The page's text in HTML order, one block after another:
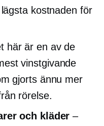
kostnaden för
här är en av de
vinstgivande
gjorts ännu mer
rörelse.
och kläder –